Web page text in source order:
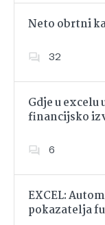
Neto obrtni
32
Gdje u
financijsko
6
EXCEL:
pokazatelja